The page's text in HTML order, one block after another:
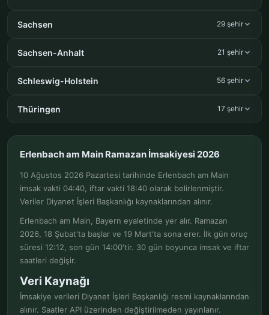
Sachsen 29 şehir
Sachsen-Anhalt 21 şehir
Schleswig-Holstein 56 şehir
Thüringen 17 şehir
Erlenbach am Main Ramazan İmsakiyesi 2026
10 Ağustos 2026 Pazartesi tarihinde Erlenbach am Main
imsak vakti 04:40, iftar vakti 18:40 olarak belirlenmiştir.
Veriler Diyanet İşleri Başkanlığı kaynaklarından alınır.
Erlenbach am Main, Bayern eyaletinde yer alır. Ramazan
2026, 18 Şubat'ta başlar ve 19 Mart'ta sona erer. İlk gün oruç
süresi 12:12, son gün 14:00'tir. 30 gün boyunca imsak ve iftar
saatleri değişir.
Veri Kaynağı
İmsakiye verileri Diyanet İşleri Başkanlığı resmi kaynaklarından
alınır. Saatler API üzerinden değiştirilmeden yayınlanır.